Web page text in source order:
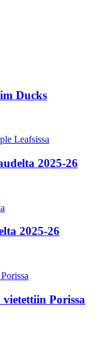
Ducks
2025-26
2025-26
Porissa